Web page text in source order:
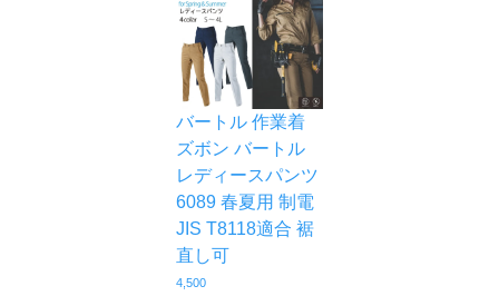
バートル 作業着
ズボン バートル
レディースパンツ
6089 春夏用 制電
JIS T8118適合 裾
直し可
4,500